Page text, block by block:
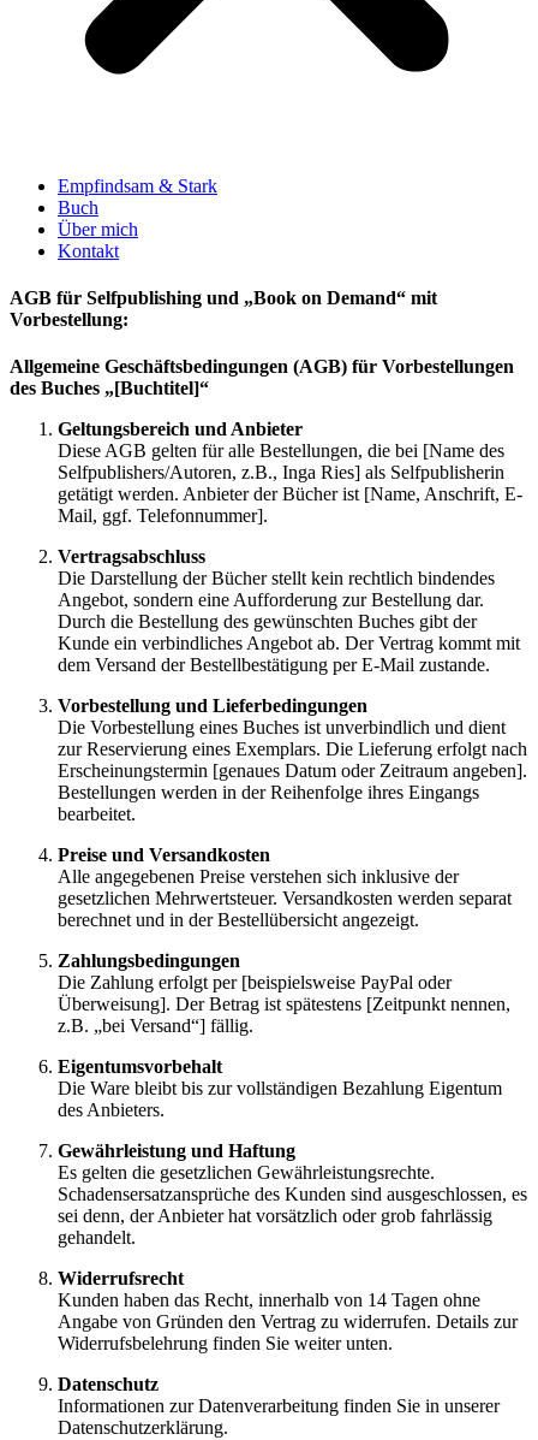
Empfindsam & Stark
Buch
Über mich
Kontakt
AGB für Selfpublishing und „Book on Demand“ mit
Vorbestellung:
Allgemeine Geschäftsbedingungen (AGB) für Vorbestellungen
des Buches „[Buchtitel]“
Geltungsbereich und Anbieter
Diese AGB gelten für alle Bestellungen, die bei [Name des
Selfpublishers/Autoren, z.B., Inga Ries] als Selfpublisherin
getätigt werden. Anbieter der Bücher ist [Name, Anschrift, E-
Mail, ggf. Telefonnummer].
Vertragsabschluss
Die Darstellung der Bücher stellt kein rechtlich bindendes
Angebot, sondern eine Aufforderung zur Bestellung dar.
Durch die Bestellung des gewünschten Buches gibt der
Kunde ein verbindliches Angebot ab. Der Vertrag kommt mit
dem Versand der Bestellbestätigung per E-Mail zustande.
Vorbestellung und Lieferbedingungen
Die Vorbestellung eines Buches ist unverbindlich und dient
zur Reservierung eines Exemplars. Die Lieferung erfolgt nach
Erscheinungstermin [genaues Datum oder Zeitraum angeben].
Bestellungen werden in der Reihenfolge ihres Eingangs
bearbeitet.
Preise und Versandkosten
Alle angegebenen Preise verstehen sich inklusive der
gesetzlichen Mehrwertsteuer. Versandkosten werden separat
berechnet und in der Bestellübersicht angezeigt.
Zahlungsbedingungen
Die Zahlung erfolgt per [beispielsweise PayPal oder
Überweisung]. Der Betrag ist spätestens [Zeitpunkt nennen,
z.B. „bei Versand“] fällig.
Eigentumsvorbehalt
Die Ware bleibt bis zur vollständigen Bezahlung Eigentum
des Anbieters.
Gewährleistung und Haftung
Es gelten die gesetzlichen Gewährleistungsrechte.
Schadensersatzansprüche des Kunden sind ausgeschlossen, es
sei denn, der Anbieter hat vorsätzlich oder grob fahrlässig
gehandelt.
Widerrufsrecht
Kunden haben das Recht, innerhalb von 14 Tagen ohne
Angabe von Gründen den Vertrag zu widerrufen. Details zur
Widerrufsbelehrung finden Sie weiter unten.
Datenschutz
Informationen zur Datenverarbeitung finden Sie in unserer
Datenschutzerklärung.